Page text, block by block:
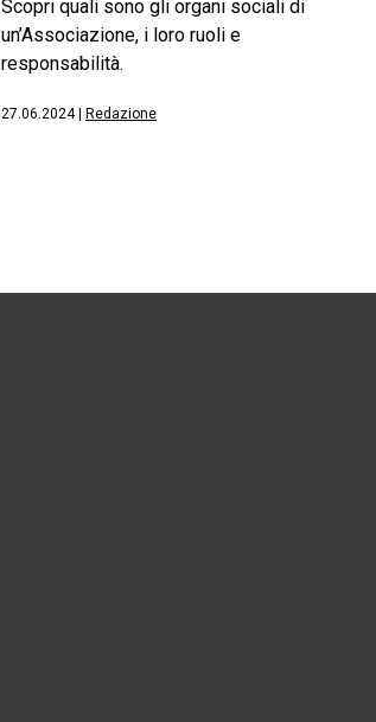
Scopri quali sono gli organi sociali di
un’Associazione, i loro ruoli e
responsabilità.
27.06.2024| Redazione